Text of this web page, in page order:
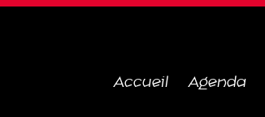
Accueil Agenda